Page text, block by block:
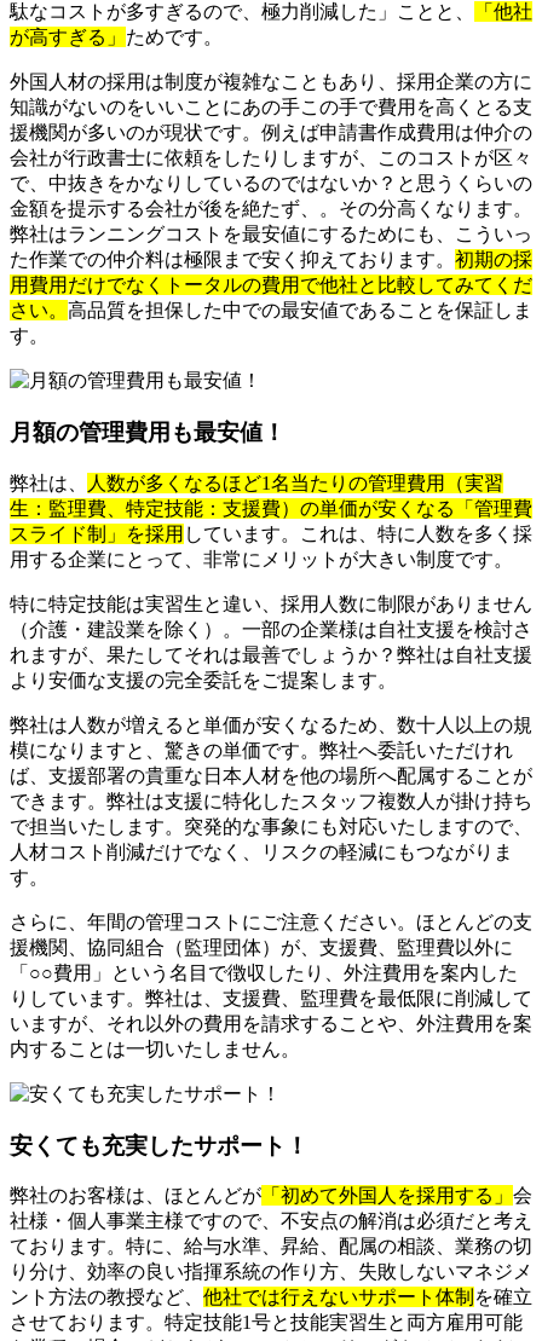
駄なコストが多すぎるので、極力削減した」ことと、
「他社
が高すぎる」 ためです。
外国人材の採用は制度が複雑なこともあり、採用企業の方に
知識がないのをいいことにあの手この手で費用を高くとる支
援機関が多いのが現状です。例えば申請書作成費用は仲介の
会社が行政書士に依頼をしたりしますが、このコストが区々
で、中抜きをかなりしているのではないか？と思うくらいの
金額を提示する会社が後を絶たず、。その分高くなります。
弊社はランニングコストを最安値にするためにも、こういっ
た作業での仲介料は極限まで安く抑えております。 初期の採
用費用だけでなくトータルの費用で他社と比較してみてくだ
さい。 高品質を担保した中での最安値であることを保証しま
す。
月額の管理費用も最安値！
弊社は、
人数が多くなるほど1名当たりの管理費用（実習
生：監理費、特定技能：支援費）の単価が安くなる「管理費
スライド制」を採用 しています。これは、特に人数を多く採
用する企業にとって、非常にメリットが大きい制度です。
特に特定技能は実習生と違い、採用人数に制限がありません
（介護・建設業を除く）。一部の企業様は自社支援を検討さ
れますが、果たしてそれは最善でしょうか？弊社は自社支援
より安価な支援の完全委託をご提案します。
弊社は人数が増えると単価が安くなるため、数十人以上の規
模になりますと、驚きの単価です。弊社へ委託いただけれ
ば、支援部署の貴重な日本人材を他の場所へ配属することが
できます。弊社は支援に特化したスタッフ複数人が掛け持ち
で担当いたします。突発的な事象にも対応いたしますので、
人材コスト削減だけでなく、リスクの軽減にもつながりま
す。
さらに、年間の管理コストにご注意ください。ほとんどの支
援機関、協同組合（監理団体）が、支援費、監理費以外に
「○○費用」という名目で徴収したり、外注費用を案内した
りしています。弊社は、支援費、監理費を最低限に削減して
いますが、それ以外の費用を請求することや、外注費用を案
内することは一切いたしません。
安くても充実したサポート！
弊社のお客様は、ほとんどが 「初めて外国人を採用する」 会
社様・個人事業主様ですので、不安点の解消は必須だと考え
ております。特に、給与水準、昇給、配属の相談、業務の切
り分け、効率の良い指揮系統の作り方、失敗しないマネジメ
ント方法の教授など、 他社では行えないサポート体制 を確立
させております。特定技能1号と技能実習生と両方雇用可能